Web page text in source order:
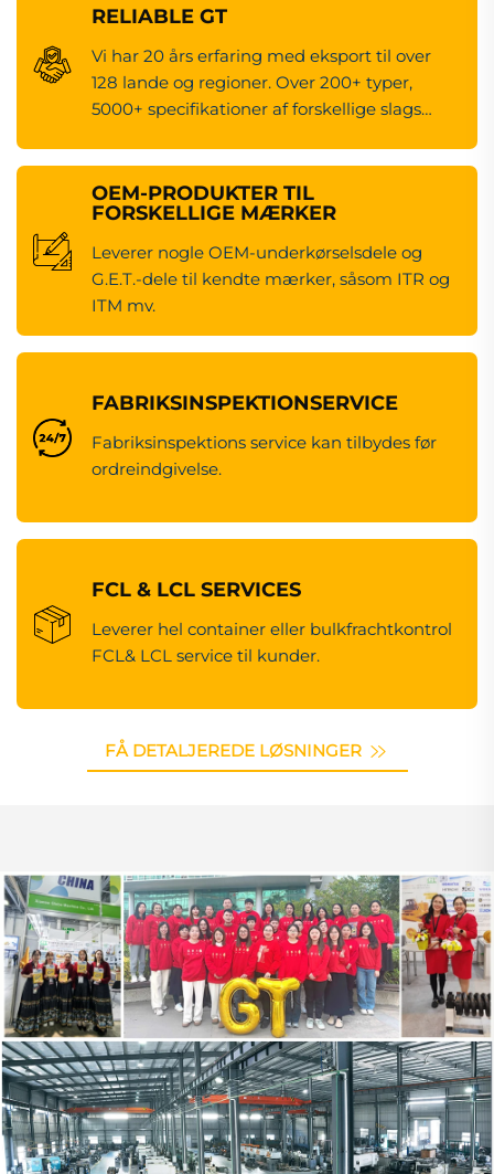
RELIABLE GT
Vi har 20 års erfaring med eksport til over
128 lande og regioner. Over 200+ typer,
5000+ specifikationer af forskellige slags
OEM-PRODUKTER TIL
FORSKELLIGE MÆRKER
Leverer nogle OEM-underkørselsdele og
G.E.T.-dele til kendte mærker, såsom ITR og
ITM mv.
FABRIKSINSPEKTIONSERVICE
Fabriksinspektions service kan tilbydes før
ordreindgivelse.
FCL & LCL SERVICES
Leverer hel container eller bulkfrachtkontrol
FCL& LCL service til kunder.
FÅ DETALJEREDE LØSNINGER